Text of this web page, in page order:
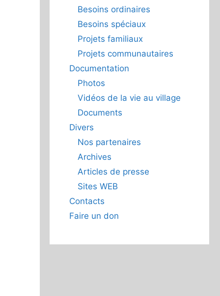
Besoins ordinaires
Besoins spéciaux
Projets familiaux
Projets communautaires
Documentation
Photos
Vidéos de la vie au village
Documents
Divers
Nos partenaires
Archives
Articles de presse
Sites WEB
Contacts
Faire un don